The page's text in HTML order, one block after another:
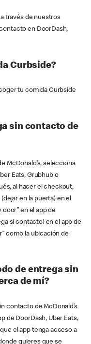
través de nuestros
en DoorDash,
Curbside?
tu comida Curbside
sin contacto de
McDonald’s, selecciona
Eats, Grubhub o
al hacer el checkout,
en la puerta) en el
door” en el app de
si contacto) en el app de
como la ubicación de
de entrega sin
de mí?
contacto de McDonald’s
de DoorDash, Uber Eats,
el app tenga acceso a
quieres que se